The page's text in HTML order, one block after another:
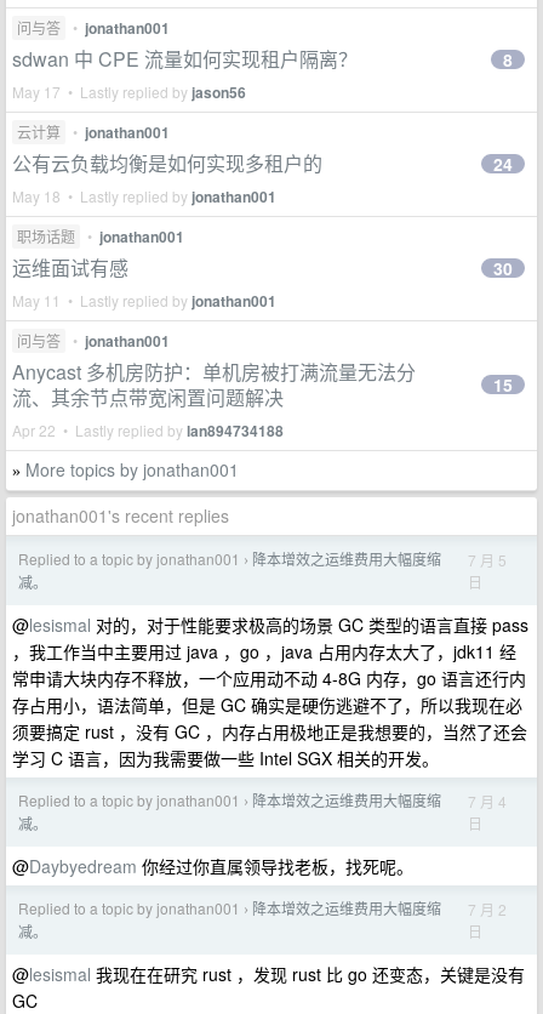
问与答 • jonathan001
sdwan 中 CPE 流量如何实现租户隔离？
May 17 • Lastly replied by jason56
8
云计算 • jonathan001
公有云负载均衡是如何实现多租户的
May 18 • Lastly replied by jonathan001
24
职场话题 • jonathan001
运维面试有感
May 11 • Lastly replied by jonathan001
30
问与答 • jonathan001
Anycast 多机房防护：单机房被打满流量无法分
流、其余节点带宽闲置问题解决
Apr 22 • Lastly replied bylan894734188
15
» More topics by jonathan001
jonathan001's recent replies
Replied to a topic by jonathan001 › 降本增效之运维费用大幅度缩
减。
7 月 5
日
@lesismal 对的，对于性能要求极高的场景 GC 类型的语言直接 pass
，我工作当中主要用过 java ，go ，java 占用内存太大了，jdk11 经
常申请大块内存不释放，一个应用动不动 4-8G 内存，go 语言还行内
存占用小，语法简单，但是 GC 确实是硬伤逃避不了，所以我现在必
须要搞定 rust ，没有 GC ，内存占用极地正是我想要的，当然了还会
学习 C 语言，因为我需要做一些 Intel SGX 相关的开发。
Replied to a topic by jonathan001 › 降本增效之运维费用大幅度缩
减。
7 月 4
日
@Daybyedream 你经过你直属领导找老板，找死呢。
Replied to a topic by jonathan001 › 降本增效之运维费用大幅度缩
减。
7 月 2
日
@lesismal 我现在在研究 rust ，发现 rust 比 go 还变态，关键是没有
GC